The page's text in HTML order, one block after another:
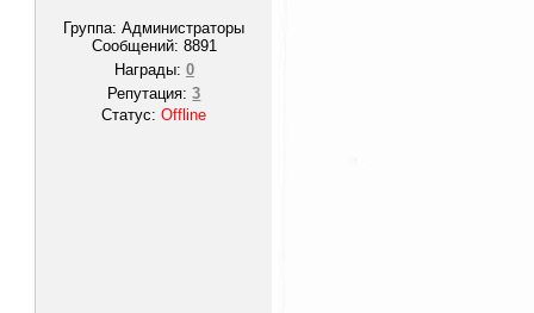
Группа: Администраторы
Сообщений: 8891
Награды: 0
Репутация:3
Статус:Offline